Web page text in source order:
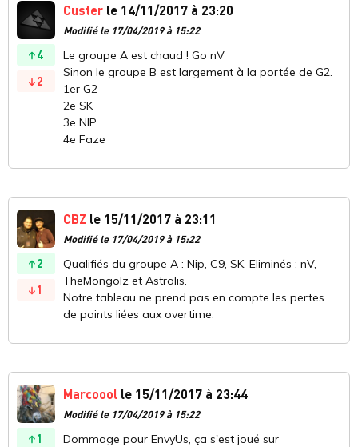
4
2
Custer le 14/11/2017 à 23:20
Modifié le 17/04/2019 à 15:22
Le groupe A est chaud ! Go nV
Sinon le groupe B est largement à la portée de G2.
1er G2
2e SK
3e NIP
4e Faze
2
1
CBZ le 15/11/2017 à 23:11
Modifié le 17/04/2019 à 15:22
Qualifiés du groupe A : Nip, C9, SK. Eliminés : nV,
TheMongolz et Astralis.
Notre tableau ne prend pas en compte les pertes
de points liées aux overtime.
1
Marcoool le 15/11/2017 à 23:44
Modifié le 17/04/2019 à 15:22
Dommage pour EnvyUs, ça s'est joué sur